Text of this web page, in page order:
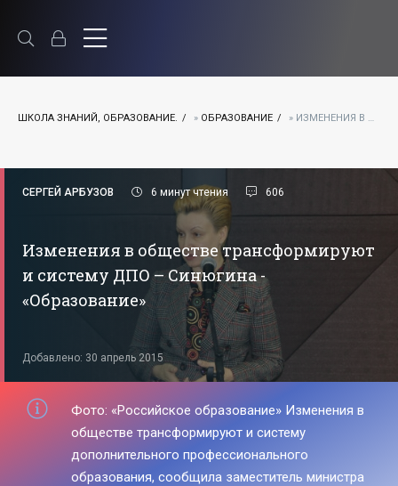
ШКОЛА ЗНАНИЙ, ОБРАЗОВАНИЕ. » ОБРАЗОВАНИЕ » ИЗМЕНЕНИЯ В ОБЩЕСТВЕ ТРАНСФОРМИРУЮТ И СИСТЕМУ ДПО – СИНЮГИНА - «ОБРАЗОВАНИЕ»
СЕРГЕЙ АРБУЗОВ 6 минут чтения 606
Изменения в обществе трансформируют
и систему ДПО – Синюгина -
«Образование»
Добавлено: 30 апрель 2015
Фото: «Российское образование» Изменения в
обществе трансформируют и систему
дополнительного профессионального
образования, сообщила заместитель министра